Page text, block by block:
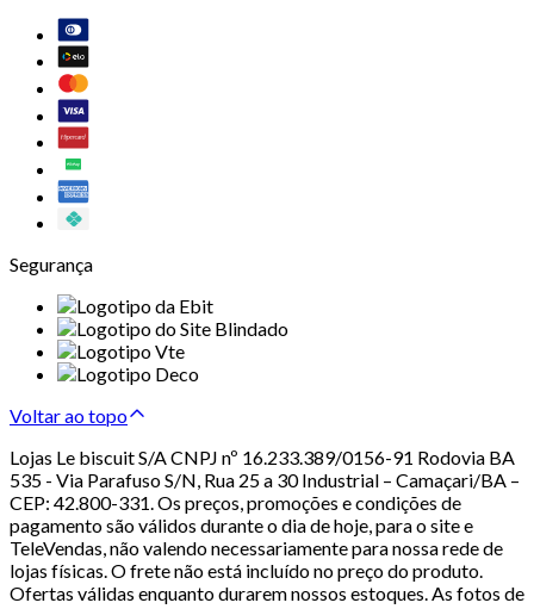
Segurança
Voltar ao topo
Lojas Le biscuit S/A CNPJ nº 16.233.389/0156-91 Rodovia BA
535 - Via Parafuso S/N, Rua 25 a 30 Industrial – Camaçari/BA –
CEP: 42.800-331. Os preços, promoções e condições de
pagamento são válidos durante o dia de hoje, para o site e
TeleVendas, não valendo necessariamente para nossa rede de
lojas físicas. O frete não está incluído no preço do produto.
Ofertas válidas enquanto durarem nossos estoques. As fotos de